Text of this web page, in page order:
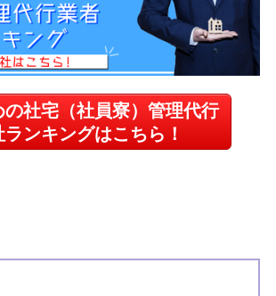
の社宅（社員寮）管理代行
ランキングはこちら！